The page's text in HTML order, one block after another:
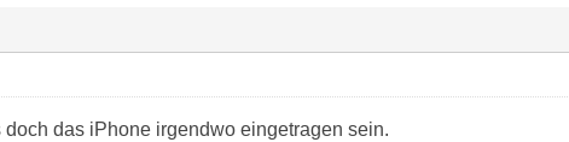
doch das iPhone irgendwo eingetragen sein.